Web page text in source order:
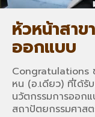
หัวหน้าสาข
ออกแบบ
Congratulations
หน (อ.เดียว) ที่ได้รั
นวัตกรรมการออก
สถาปัตยกรรมศาส